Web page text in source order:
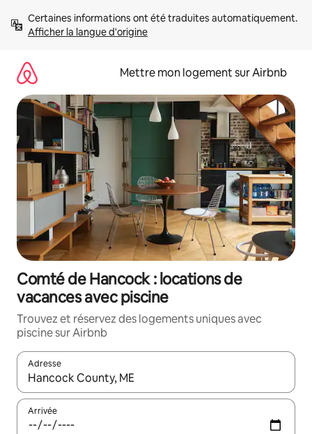
directement
Afficher la langue d'origine
Mettre mon logement sur Airbnb
Comté de Hancock : locations de
vacances avec piscine
Trouvez et réservez des logements uniques avec
piscine sur Airbnb
Adresse
Lorsque les résultats s'affichent, utilisez les flèches vers le
Arrivée